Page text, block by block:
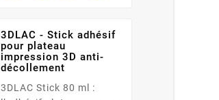
Limite l’adhérence du
filament sur le bloc...
3DLAC - Stick adhésif
pour plateau
impression 3D anti-
décollement
3DLAC Stick 80 ml :